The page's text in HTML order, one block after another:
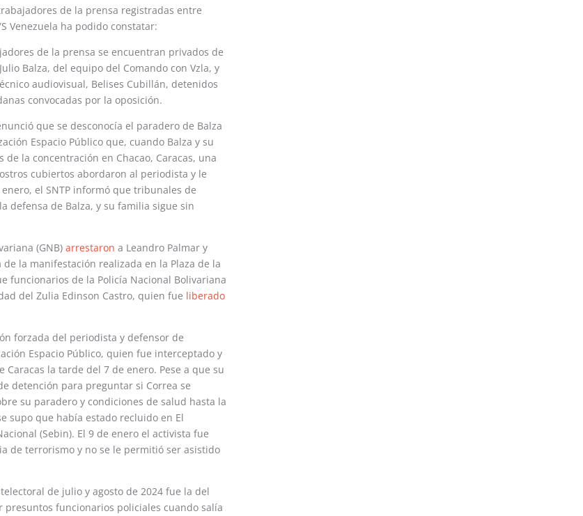
de la prensa registradas entre
Venezuela ha podido constatar:
de la prensa se encuentran privados de
Balza, del equipo del Comando con Vzla, y
audiovisual, Belises Cubillán, detenidos
convocadas por la oposición.
que se desconocía el paradero de Balza
Espacio Público que, cuando Balza y su
la concentración en Chacao, Caracas, una
cubiertos abordaron al periodista y le
el SNTP informó que tribunales de
defensa de Balza, y su familia sigue sin
(GNB) arrestaron a Leandro Palmar y
la manifestación realizada en la Plaza de la
funcionarios de la Policía Nacional Bolivariana
del Zulia Edinson Castro, quien fue liberado
forzada del periodista y defensor de
Espacio Público, quien fue interceptado y
la tarde del 7 de enero. Pese a que su
detención para preguntar si Correa se
su paradero y condiciones de salud hasta la
supo que había estado recluido en El
(Sebin). El 9 de enero el activista fue
de terrorismo y no se le permitió ser asistido
de julio y agosto de 2024 fue la del
funcionarios policiales cuando salía